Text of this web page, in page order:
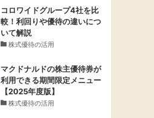
コロワイドグループ4社を比
較！利回りや優待の違いにつ
いて解説
株式優待の活用
マクドナルドの株主優待券が
利用できる期間限定メニュー
【2025年度版】
株式優待の活用